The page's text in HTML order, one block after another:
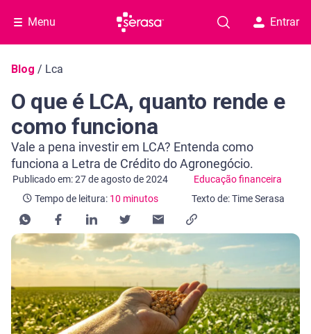
Menu Entrar
Navegação do blog
Blog / Lca
O que é LCA, quanto rende e
como funciona
Vale a pena investir em LCA? Entenda como
funciona a Letra de Crédito do Agronegócio.
Publicado em: 27 de agosto de 2024 Educação financeira
Categoria Educação financeira
Tempo de leitura: 10 minutos
Tempo de leitura: 10 minutos
Texto de: Time Serasa